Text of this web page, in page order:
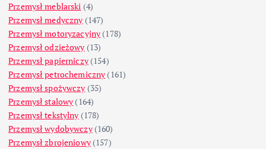
Przemysł meblarski (4)
Przemysł medyczny (147)
Przemysł motoryzacyjny (178)
Przemysł odzieżowy (13)
Przemysł papierniczy(154)
Przemysł petrochemiczny (161)
Przemysł spożywczy (35)
Przemysł stalowy (164)
Przemysł tekstylny (178)
Przemysł wydobywczy(160)
Przemysł zbrojeniowy(157)